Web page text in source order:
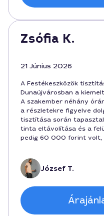
Zsófia K.
21 Június 2026
A Festékeszközök
Dunaújvárosban a
A szakember néhány
a részletekre figyelve
tisztítása során
tinta eltávolítása és a
pedig 60 000 forint volt,
József T.